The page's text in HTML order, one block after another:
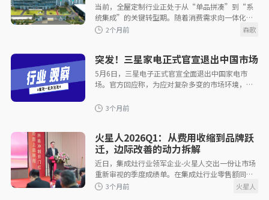
2个月前
当前，全屋定制行业正处于从“单品拼凑”到“系
统集成”的关键转型期。随着消费需求向一体化、
智能化升级，“柜电集成”凭借空间利用率最大
突发！三星家电正式官宣退出中国市场
5月6日，三星电子正式官宣全面退出中国家电市
场。官方回应称，为应对复杂多变的市场环境，经
陆地区，销售包含电视、显示器在内的全品类
火星人2026Q1：从费用收缩到品牌跃
迁，边际改善的动力拆解
近日，集成灶行业领军企业-火星人交出一份让市场
重新审视的季度成绩单。在集成灶行业零售额同比
下滑27.4%的一季度，火星人营收同比下降